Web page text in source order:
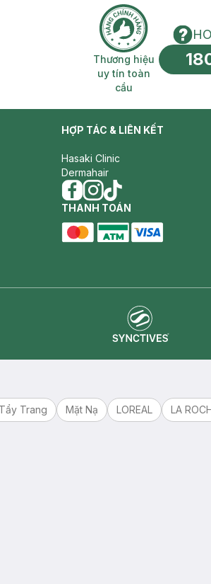
đổi trả miễn phí Thương hiệu uy
Thương hiệu
uy tín toàn
cầu
HỢP TÁC & LIÊN KẾT
Hasaki Clinic
Dermahair
facebook
instagram
tiktok
THANH TOÁN
Trang Mặt Nạ LOREAL LA